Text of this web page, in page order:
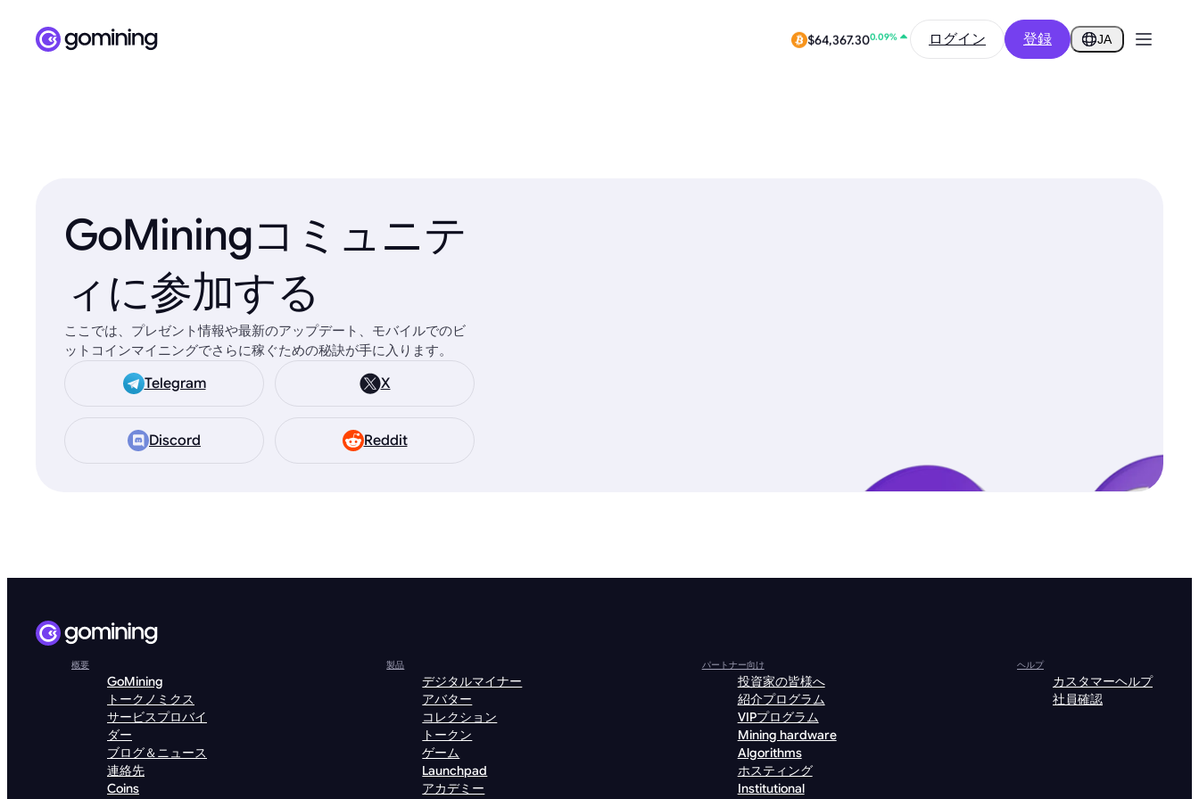
$64,367.300.09% ログイン 登録 JA
GoMiningコミュニテ
ィに参加する
ここでは、プレゼント情報や最新のアップデート、モバイルでのビ
ットコインマイニングでさらに稼ぐための秘訣が手に入ります。
Telegram X
Discord Reddit
概要
GoMining
トークノミクス
サービスプロバイ
ダー
ブログ＆ニュース
連絡先
Coins
製品
デジタルマイナー
アバター
コレクション
トークン
ゲーム
Launchpad
アカデミー
パートナー向け
投資家の皆様へ
紹介プログラム
VIPプログラム
Mining hardware
Algorithms
ホスティング
Institutional
ヘルプ
カスタマーヘルプ
社員確認